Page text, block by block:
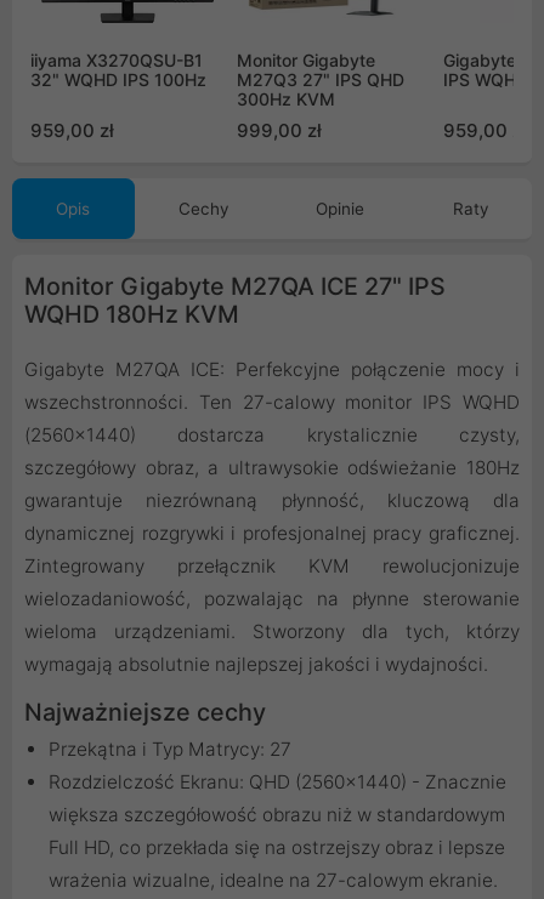
iiyama X3270QSU-B1
32" WQHD IPS 100Hz
959,00 zł
Monitor Gigabyte
M27Q3 27" IPS QHD
300Hz KVM
999,00 zł
Gigabyte
IPS WQHD
959,00 zł
Opis Cechy Opinie Raty
Monitor Gigabyte M27QA ICE 27" IPS
WQHD 180Hz KVM
Gigabyte M27QA ICE: Perfekcyjne połączenie mocy i
wszechstronności. Ten 27-calowy monitor IPS WQHD
(2560x1440) dostarcza krystalicznie czysty,
szczegółowy obraz, a ultrawysokie odświeżanie 180Hz
gwarantuje niezrównaną płynność, kluczową dla
dynamicznej rozgrywki i profesjonalnej pracy graficznej.
Zintegrowany przełącznik KVM rewolucjonizuje
wielozadaniowość, pozwalając na płynne sterowanie
wieloma urządzeniami. Stworzony dla tych, którzy
wymagają absolutnie najlepszej jakości i wydajności.
Najważniejsze cechy
Przekątna i Typ Matrycy: 27
Rozdzielczość Ekranu: QHD (2560x1440) - Znacznie
większa szczegółowość obrazu niż w standardowym
Full HD, co przekłada się na ostrzejszy obraz i lepsze
wrażenia wizualne, idealne na 27-calowym ekranie.